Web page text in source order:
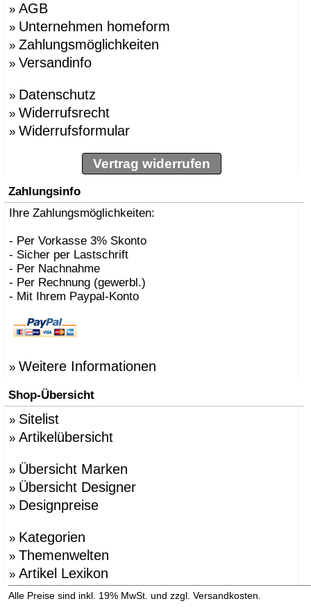
» AGB
» Unternehmen homeform
» Zahlungsmöglichkeiten
» Versandinfo
» Datenschutz
» Widerrufsrecht
» Widerrufsformular
Vertrag widerrufen
Zahlungsinfo
Ihre Zahlungsmöglichkeiten:
- Per Vorkasse 3% Skonto
- Sicher per Lastschrift
- Per Nachnahme
- Per Rechnung (gewerbl.)
- Mit Ihrem Paypal-Konto
» Weitere Informationen
Shop-Übersicht
» Sitelist
» Artikelübersicht
» Übersicht Marken
» Übersicht Designer
» Designpreise
» Kategorien
» Themenwelten
» Artikel Lexikon
Alle Preise sind inkl. 19% MwSt. und zzgl. Versandkosten.